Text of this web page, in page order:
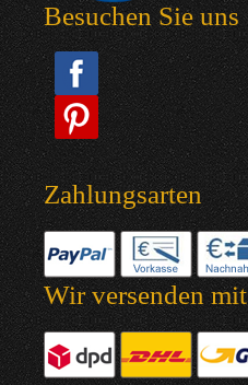
Besuchen Sie uns
Zahlungsarten
Wir versenden mit